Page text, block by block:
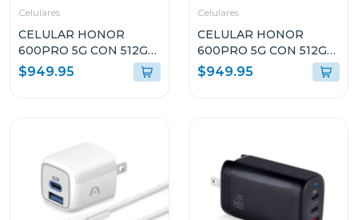
Celulares
CELULAR HONOR
600PRO 5G CON 512GB
DE ALMACENAMIENTO
Y 12GB DE RAM COLOR
$949.95
Celulares
CELULAR HONOR
600PRO 5G CON 512GB
DE ALMACENAMIENTO
Y 12GB DE RAM COLOR
$949.95